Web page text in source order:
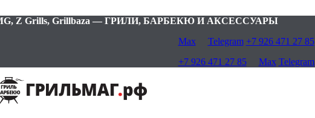
Z Grills, Grillbaza — ГРИЛИ, БАРБЕКЮ И АКСЕССУАРЫ
Max
Telegram +7 926 471 27 85
+7 926 471 27 85
Max Telegram